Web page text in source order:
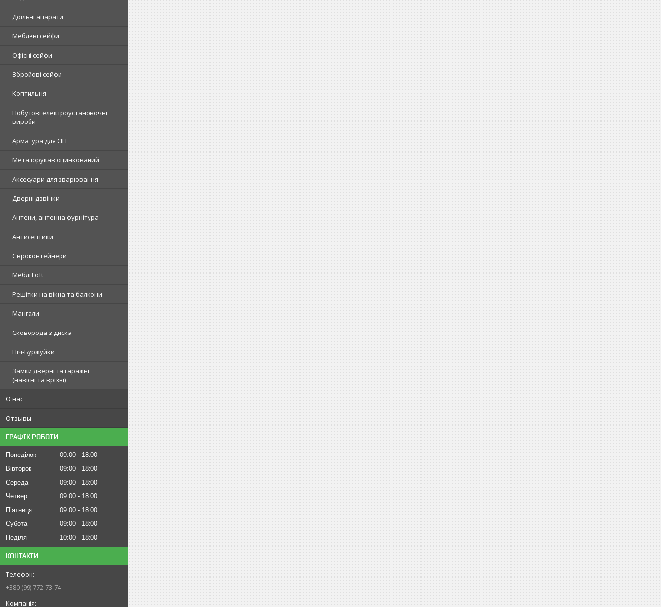
Доїльні апарати
Меблеві сейфи
Офісні сейфи
Збройові сейфи
Коптильня
Побутові електроустановочні
вироби
Арматура для СІП
Металорукав оцинкований
Аксесуари для зварювання
Дверні дзвінки
Антени, антенна фурнітура
Антисептики
Євроконтейнери
Меблі Loft
Решітки на вікна та балкони
Мангали
Сковорода з диска
Піч-Буржуйки
Замки дверні та гаражні
(навісні та врізні)
О нас
Отзывы
ГРАФІК РОБОТИ
Понеділок 09:00
18:00
Вівторок
09:00
18:00
Середа
09:00
18:00
Четвер
09:00
18:00
Пʼятниця
09:00
18:00
Субота
09:00
18:00
Неділя
10:00 18:00
КОНТАКТИ
+380 (99) 772-73-74